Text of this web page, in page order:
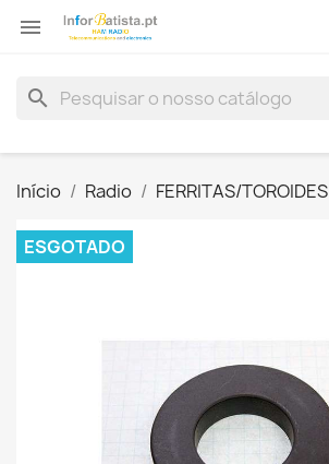

search
Início Radio FERRITAS/TOROIDES
ESGOTADO